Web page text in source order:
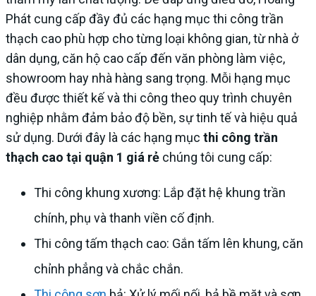
Phát cung cấp đầy đủ các hạng mục thi công trần
thạch cao phù hợp cho từng loại không gian, từ nhà ở
dân dụng, căn hộ cao cấp đến văn phòng làm việc,
showroom hay nhà hàng sang trọng. Mỗi hạng mục
đều được thiết kế và thi công theo quy trình chuyên
nghiệp nhằm đảm bảo độ bền, sự tinh tế và hiệu quả
sử dụng. Dưới đây là các hạng mục thi công trần
thạch cao tại quận 1 giá rẻ chúng tôi cung cấp:
Thi công khung xương: Lắp đặt hệ khung trần
chính, phụ và thanh viền cố định.
Thi công tấm thạch cao: Gắn tấm lên khung, căn
chỉnh phẳng và chắc chắn.